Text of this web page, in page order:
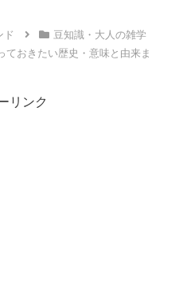
ド
豆知識・大人の雑学
ておきたい歴史・意味と由来ま
リンク